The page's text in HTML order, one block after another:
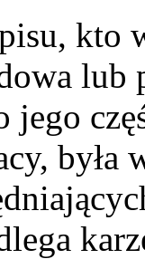
lub
jego
była